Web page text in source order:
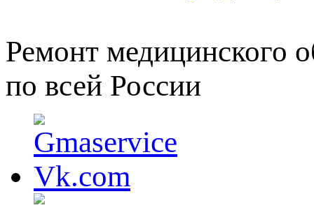
Ремонт медицинского
по всей России